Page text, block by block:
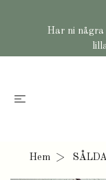
Har ni
Hem